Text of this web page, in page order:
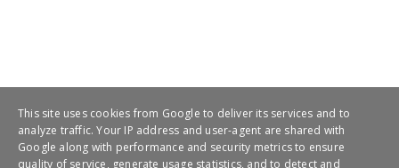
This site uses cookies from Google to deliver its services and to
analyze traffic. Your IP address and user-agent are shared with
Google along with performance and security metrics to ensure
quality of service, generate usage statistics, and to detect and